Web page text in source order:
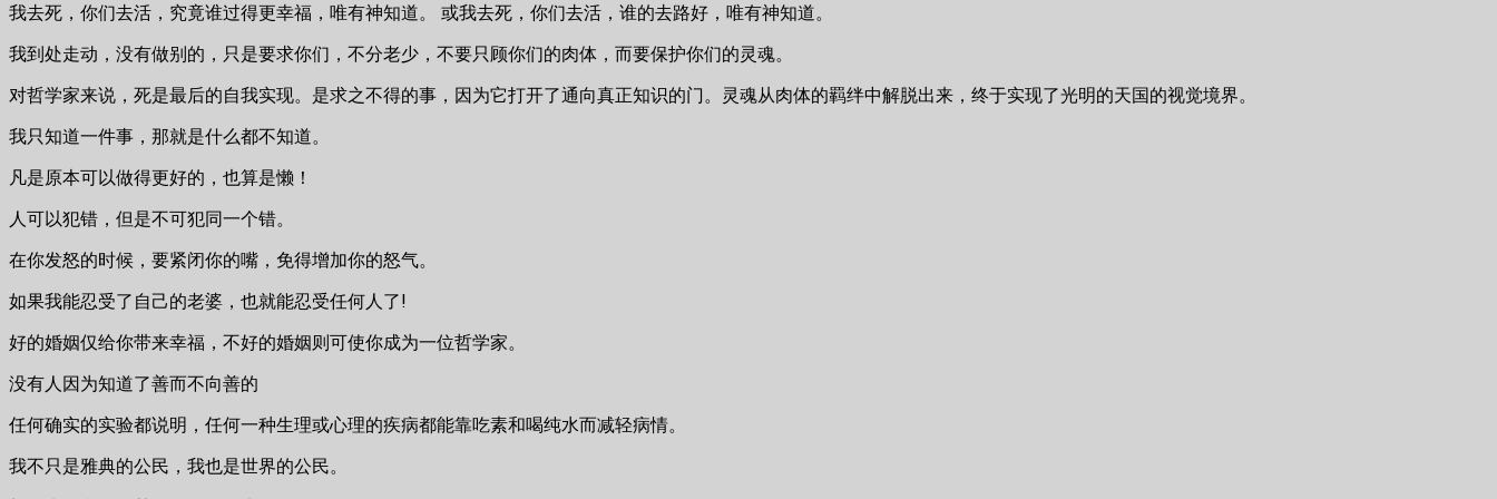
我去死，你们去活，究竟谁过得更幸福，唯有神知道。 或我去死，你们去活，谁的去路好，唯有神知道。
我到处走动，没有做别的，只是要求你们，不分老少，不要只顾你们的肉体，而要保护你们的灵魂。
对哲学家来说，死是最后的自我实现。是求之不得的事，因为它打开了通向真正知识的门。灵魂从肉体的羁绊中解脱出来，终于实现了光明的天国的视觉境界。
我只知道一件事，那就是什么都不知道。
凡是原本可以做得更好的，也算是懒！
人可以犯错，但是不可犯同一个错。
在你发怒的时候，要紧闭你的嘴，免得增加你的怒气。
如果我能忍受了自己的老婆，也就能忍受任何人了!
好的婚姻仅给你带来幸福，不好的婚姻则可使你成为一位哲学家。
没有人因为知道了善而不向善的
任何确实的实验都说明，任何一种生理或心理的疾病都能靠吃素和喝纯水而减轻病情。
我不只是雅典的公民，我也是世界的公民。